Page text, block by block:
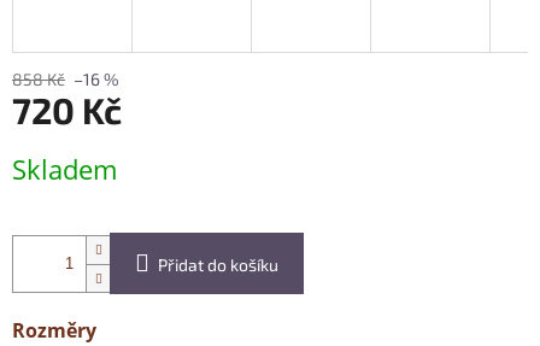
858 Kč –16 %
720 Kč
cena:
Skladem
Přidat do košíku
Rozměry